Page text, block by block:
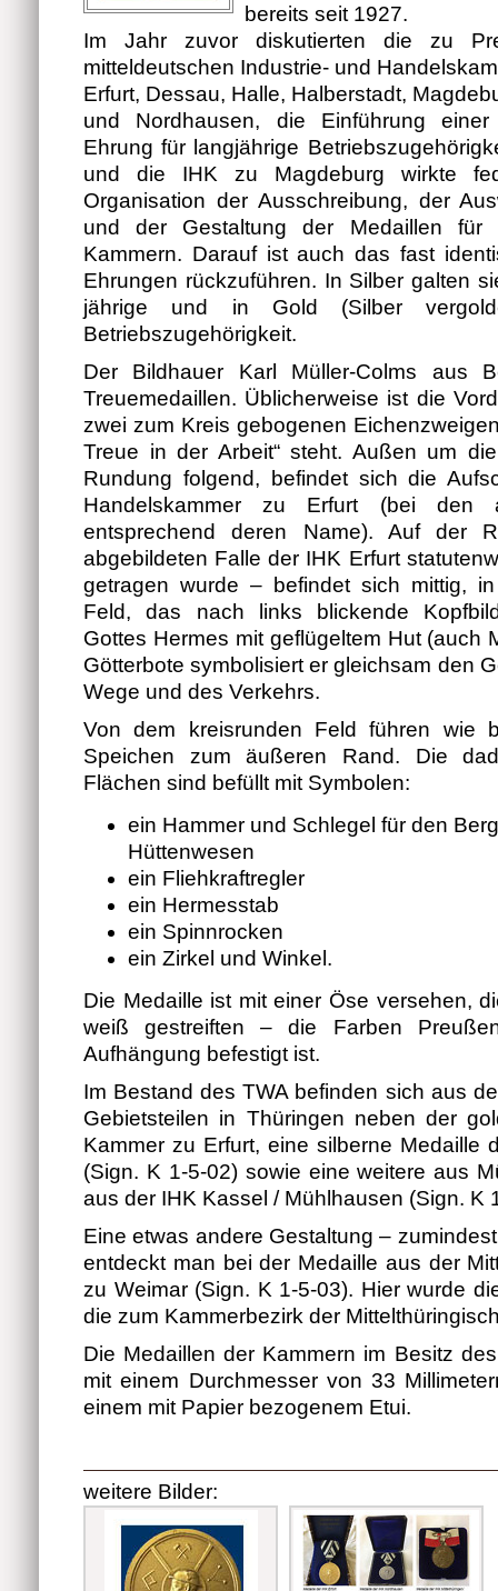
bereits seit 1927.
Im Jahr zuvor diskutierten die zu
mitteldeutschen Industrie- und
Erfurt, Dessau, Halle, Halberstadt,
und Nordhausen, die Einführung
Ehrung für langjährige
und die IHK zu Magdeburg wirkte
Organisation der Ausschreibung, der
und der Gestaltung der Medaillen für
Kammern. Darauf ist auch das fast
Ehrungen rückzuführen. In Silber galten
jährige und in Gold (Silber
Betriebszugehörigkeit.
Der Bildhauer Karl Müller-Colms aus
Treuemedaillen. Üblicherweise ist die
zwei zum Kreis gebogenen
Treue in der Arbeit“ steht. Außen um
Rundung folgend, befindet sich die
Handelskammer zu Erfurt (bei den
entsprechend deren Name). Auf der
abgebildeten Falle der IHK Erfurt
getragen wurde – befindet sich mittig,
Feld, das nach links blickende
Gottes Hermes mit geflügeltem Hut (auch
Götterbote symbolisiert er gleichsam den
Wege und des Verkehrs.
Von dem kreisrunden Feld führen wie
Speichen zum äußeren Rand. Die
Flächen sind befüllt mit Symbolen:
ein Hammer und Schlegel für den
Hüttenwesen
ein Fliehkraftregler
ein Hermesstab
ein Spinnrocken
ein Zirkel und Winkel.
Die Medaille ist mit einer Öse versehen,
weiß gestreiften – die Farben
Aufhängung befestigt ist.
Im Bestand des TWA befinden sich aus
Gebietsteilen in Thüringen neben der
Kammer zu Erfurt, eine silberne Medaille
(Sign. K 1-5-02) sowie eine weitere aus
aus der IHK Kassel / Mühlhausen (Sign. K
Eine etwas andere Gestaltung –
entdeckt man bei der Medaille aus der
zu Weimar (Sign. K 1-5-03). Hier wurde
die zum Kammerbezirk der
Die Medaillen der Kammern im Besitz
mit einem Durchmesser von 33
einem mit Papier bezogenem Etui.
weitere Bilder: